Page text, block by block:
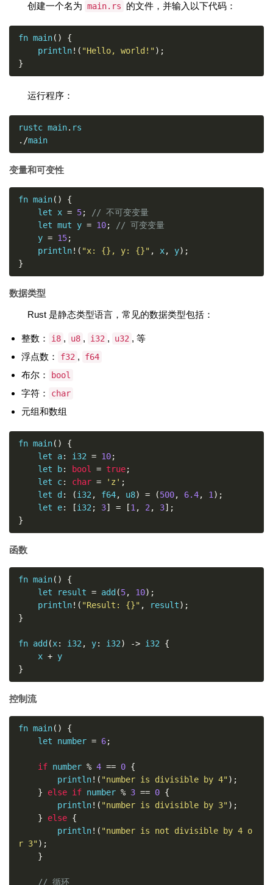
创建一个名为 main.rs 的文件，并输入以下代码：
fn main()
{
    println
!( "Hello, world!");
}
运行程序：
rustc main.
./main
变量和可变性
fn main()
{
    let x
= 5;
// 不可变变量
    let mut y
= 10;
// 可变变量
    y
= 15;
    println
!( "x: {}, y: {}" , x, y);
}
数据类型
Rust 是静态类型语言，常见的数据类型包括：
整数： i8 , u8 , i32 , u32 , 等
浮点数：
f32 , f64
布尔： bool
字符： char
元组和数组
fn main()
{
    let a
: i32 = 10;
    let b
: bool = true;
    let c
: char = 'z' ;
    let d
: (i32 , f64, u8) = (500, 6.4, 1 );
    let e
: [i32 ; 3] = [1 , 2 , 3];
}
函数
fn main()
{
    let result
= add (5, 10);
    println
!( "Result: {}" , result);
}
fn add (x: i32 , y: i32) -> i32 {
    x
+
}
控制流
fn main()
{
    let number
= 6;
if number % 4 == 0 {
        println
!( "number is divisible by 4");
}
else if number % 3 == 0 {
        println
!( "number is divisible by 3");
}
else {
        println
!( "number is not divisible by 4 o
r 3");
}
// 循环